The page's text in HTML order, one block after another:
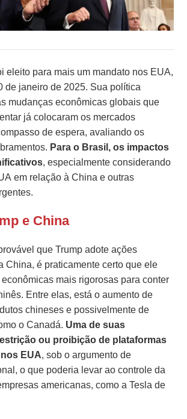
eleito para mais um mandato nos EUA,
de janeiro de 2025. Sua política
mudanças econômicas globais que
já colocaram os mercados
de espera, avaliando os
Para o Brasil, os impactos
, especialmente considerando
em relação à China e outras
e China
que Trump adote ações
China, é praticamente certo que ele
mais rigorosas para conter
Entre elas, está o aumento de
chineses e possivelmente de
o Canadá. Uma de suas
ou proibição de plataformas
EUA, sob o argumento de
o que poderia levar ao controle da
americanas, como a Tesla de